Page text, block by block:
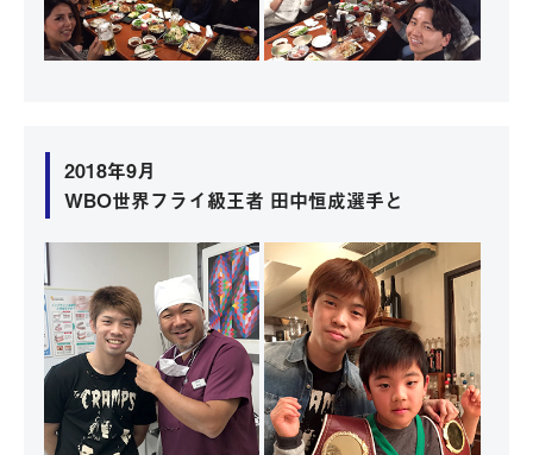
2018年9月
WBO世界フライ級王者 田中恒成選手と